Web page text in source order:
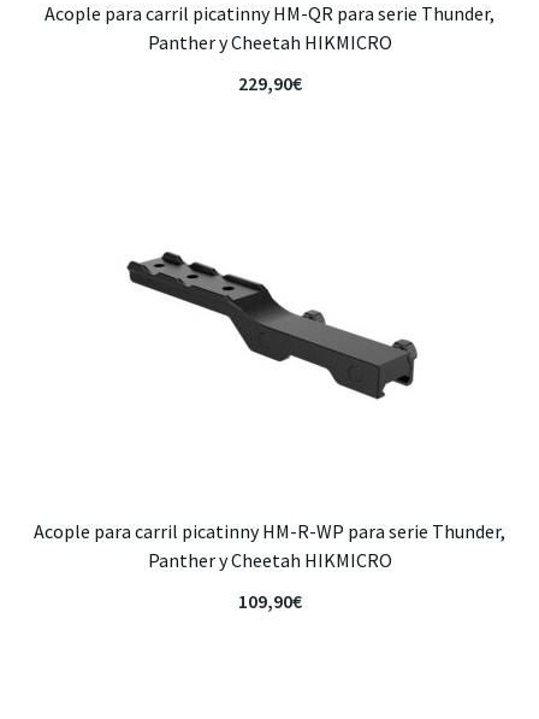
Acople para carril picatinny HM-QR para serie Thunder,
Panther y Cheetah HIKMICRO
229,90€
Acople para carril picatinny HM-R-WP para serie Thunder,
Panther y Cheetah HIKMICRO
109,90€